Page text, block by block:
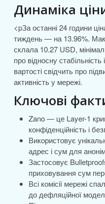
Динаміка
<pЗа останні 24 години
тиждень — на 13.96%.
склала 10.27 USD,
про відносну
вартості свідчить про
активність у мережі.
Ключові
Zano — це Layer-1
конфіденційність і
Використовує
адрес і сум для
Застосовує
приховування сум
Всі комісії мережі
до дефляційної